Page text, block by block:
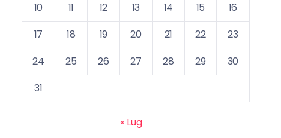
10
11 12 13 14 15
16
17
18 19 20 21 22
23
24
25 26 27 28 29
30
31
« Lug